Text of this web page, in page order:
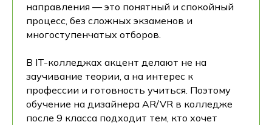
направления — это понятный и спокойный
процесс, без сложных экзаменов и
многоступенчатых отборов.
В IT-колледжах акцент делают не на
заучивание теории, а на интерес к
профессии и готовность учиться. Поэтому
обучение на дизайнера AR/VR в колледже
после 9 класса подходит тем, кто хочет